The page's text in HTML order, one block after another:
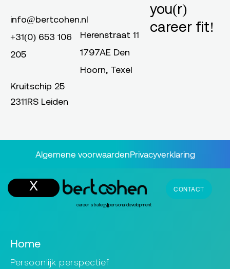
info@bertcohen.nl
+31(0) 653 106
205
Kruitschip 25
2311RS Leiden
Herenstraat 11
1797AE Den
Hoorn, Texel
you(r)
career fit!
Algemene voorwaardenPrivacyverklaring
career strategy personal development
CONTACT
Home
Persoonlijk perspectief